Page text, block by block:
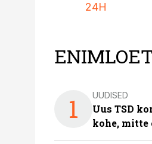
24H
1 UUDISED
Uus TSD
kohe, mitte